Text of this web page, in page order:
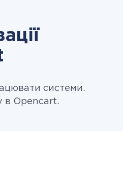
системи.
в Opencart.